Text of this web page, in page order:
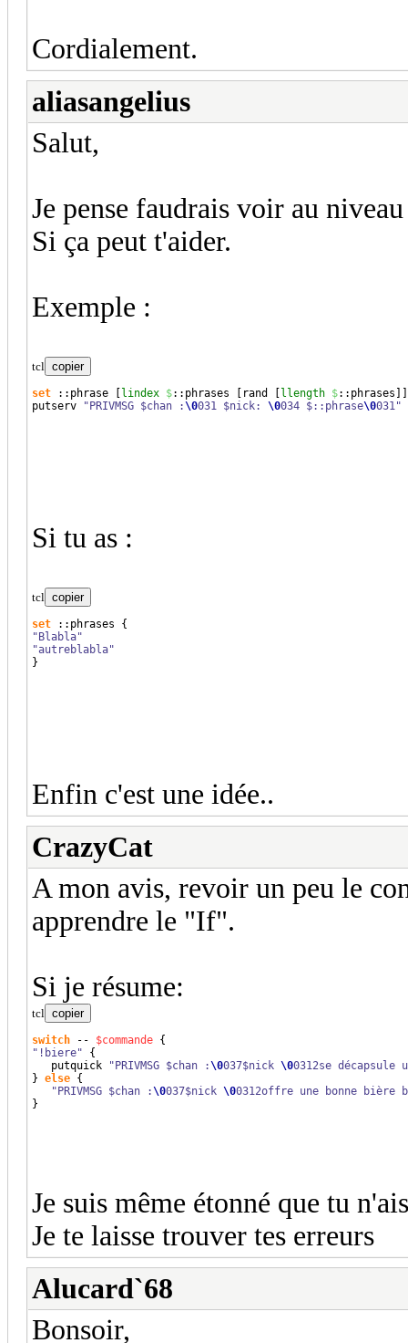
Cordialement.
aliasangelius
Salut,
Je pense faudrais voir au
Si ça peut t'aider.
Exemple :
tcl copier
set :: phrase [lindex $:: phrases [ rand [llength $:: phrases ] ]
putserv
"PRIVMSG $chan :\0031 $nick: \0034 $::phrase\0031"
Si tu as :
tcl copier
set :: phrases
{
"Blabla"
"autreblabla"
}
Enfin c'est une idée..
CrazyCat
A mon avis, revoir un peu le
apprendre le "If".
Si je résume:
tcl copier
switch -- $commande {
"!biere"
{
   putquick
"PRIVMSG $chan :\0037$nick \00312se
} else {
"PRIVMSG $chan :\0037$nick \00312offre une bonne bière
}
Je suis même étonné que tu
Je te laisse trouver tes erreurs
Alucard`68
Bonsoir,